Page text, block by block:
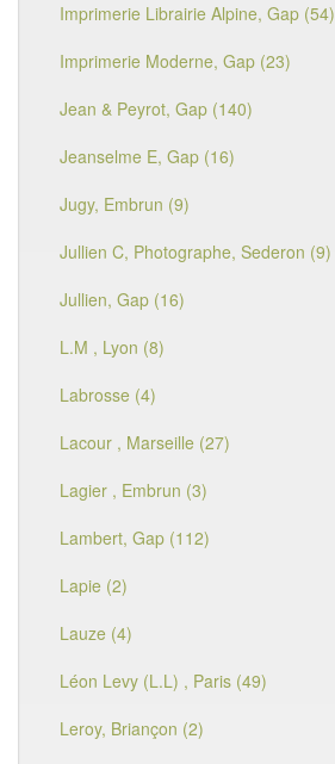
Imprimerie Librairie Alpine, Gap (54)
Imprimerie Moderne, Gap (23)
Jean & Peyrot, Gap (140)
Jeanselme E, Gap (16)
Jugy, Embrun (9)
Jullien C, Photographe, Sederon (9)
Jullien, Gap (16)
L.M , Lyon (8)
Labrosse (4)
Lacour , Marseille (27)
Lagier , Embrun (3)
Lambert, Gap (112)
Lapie (2)
Lauze (4)
Léon Levy (L.L) , Paris (49)
Leroy, Briançon (2)